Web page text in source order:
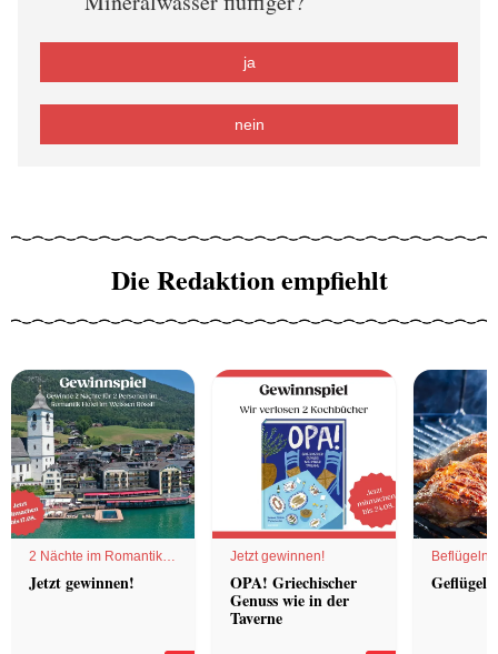
ja
nein
Die Redaktion empfiehlt
2 Nächte im Romantik
Hotel
Jetzt gewinnen!
Jetzt gewinnen!
OPA! Griechischer
Genuss wie in der
Taverne
Geflügel